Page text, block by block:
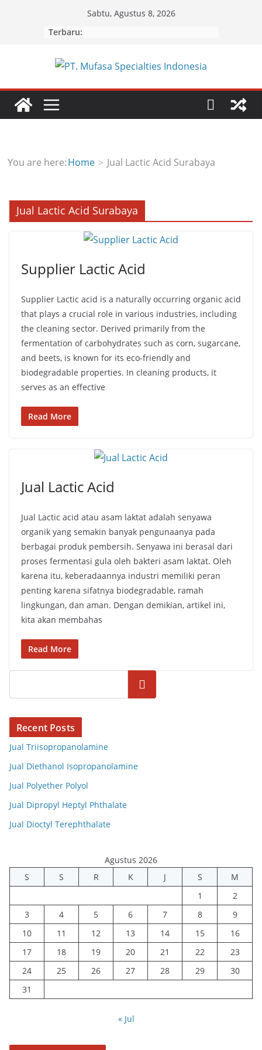
Sabtu, Agustus 8, 2026
Terbaru:
You are here:Home Jual Lactic Acid Surabaya
Jual Lactic Acid Surabaya
Supplier Lactic Acid
Supplier Lactic acid is a naturally occurring organic acid
that plays a crucial role in various industries, including
the cleaning sector. Derived primarily from the
fermentation of carbohydrates such as corn, sugarcane,
and beets, is known for its eco-friendly and
biodegradable properties. In cleaning products, it
serves as an effective
Read More
Jual Lactic Acid
Jual Lactic acid atau asam laktat adalah senyawa
organik yang semakin banyak pengunaanya pada
berbagai produk pembersih. Senyawa ini berasal dari
proses fermentasi gula oleh bakteri asam laktat. Oleh
karena itu, keberadaannya industri memiliki peran
penting karena sifatnya biodegradable, ramah
lingkungan, dan aman. Dengan demikian, artikel ini,
kita akan membahas
Read More
Cari
Recent Posts
Jual Triisopropanolamine
Jual Diethanol Isopropanolamine
Jual Polyether Polyol
Jual Dipropyl Heptyl Phthalate
Jual Dioctyl Terephthalate
Agustus 2026
S
S R K J S
M
1
2
3
4 5 6 7 8
9
10
11 12 13 14 15
16
17
18 19 20 21 22
23
24
25 26 27 28 29
30
31
« Jul